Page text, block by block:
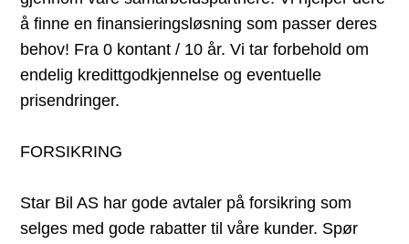
å finne en finansieringsløsning som passer deres
behov! Fra 0 kontant / 10 år. Vi tar forbehold om
endelig kredittgodkjennelse og eventuelle
prisendringer.
FORSIKRING
Star Bil AS har gode avtaler på forsikring som
selges med gode rabatter til våre kunder. Spør